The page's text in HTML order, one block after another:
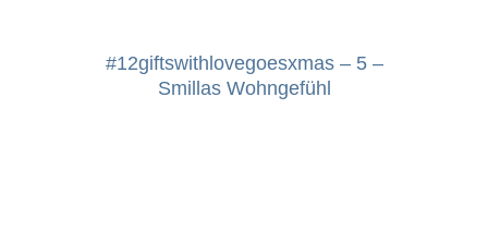
#12giftswithlovegoesxmas – 5 –
Smillas Wohngefühl